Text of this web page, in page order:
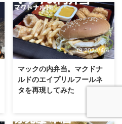
2024/4/4
マックの内弁当。マクドナ
ルドのエイプリルフールネ
タを再現してみた